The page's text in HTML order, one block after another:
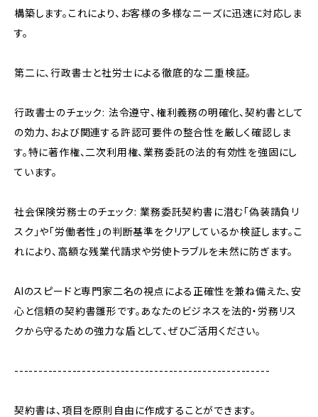
構築します。これにより、お客様の多様なニーズに迅速に対応しま
す。
第二に、行政書士と社労士による徹底的な二重検証。
行政書士のチェック: 法令遵守、権利義務の明確化、契約書として
の効力、および関連する許認可要件の整合性を厳しく確認しま
す。特に著作権、二次利用権、業務委託の法的有効性を強固にし
ています。
社会保険労務士のチェック: 業務委託契約書に潜む「偽装請負リ
スク」や「労働者性」の判断基準をクリアしているか検証します。こ
れにより、高額な残業代請求や労使トラブルを未然に防ぎます。
AIのスピードと専門家二名の視点による正確性を兼ね備えた、安
心と信頼の契約書雛形です。あなたのビジネスを法的・労務リス
クから守るための強力な盾として、ぜひご活用ください。
-----------------------------------------------------
契約書は、項目を原則自由に作成することができます。